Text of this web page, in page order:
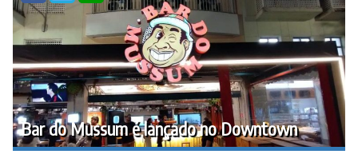
Bar do Mussum é lançado no Downtown